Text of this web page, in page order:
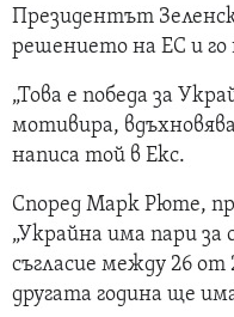
Президентът
решението на ЕС и го
„Това е победа за
мотивира,
написа той в Екс.
Според Марк Рюте,
„Украйна има пари
съгласие между 26
другата година ще